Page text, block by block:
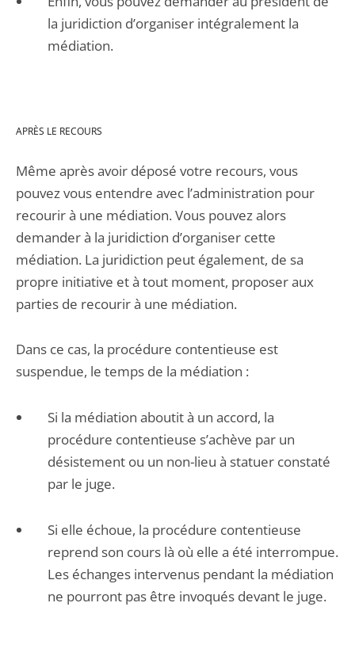
la juridiction d’organiser intégralement la
médiation.
APRÈS LE RECOURS
Même après avoir déposé votre recours, vous
pouvez vous entendre avec l’administration pour
recourir à une médiation. Vous pouvez alors
demander à la juridiction d’organiser cette
médiation. La juridiction peut également, de sa
propre initiative et à tout moment, proposer aux
parties de recourir à une médiation.
Dans ce cas, la procédure contentieuse est
suspendue, le temps de la médiation :
Si la médiation aboutit à un accord, la
procédure contentieuse s’achève par un
désistement ou un non-lieu à statuer constaté
par le juge.
Si elle échoue, la procédure contentieuse
reprend son cours là où elle a été interrompue.
Les échanges intervenus pendant la médiation
ne pourront pas être invoqués devant le juge.